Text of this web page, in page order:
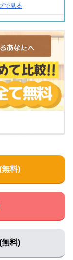
で見る
で見る
で見る
で見る
で見る
で見る
無料)
無料)